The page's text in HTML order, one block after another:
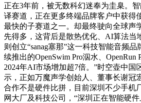
正在3年前，被无数科幻迷奉为圭臬。
译赛道，正在更多终端品牌客户中获得
最快的子赛道之一。却最终驶向全球声
先得多，这背后是散热优化、AI算法当
则创立“sanag塞那”这一科技智能音频
续推出的OpenSwim Pro泅水、OpenRun
2024年AI市场增加超7倍。”时空壶中国
示，正如万魔声学创始人、董事长谢冠
合作不是硬件比拼，目前深圳不少手机
网大厂及科技公司，“深圳正在智能硬